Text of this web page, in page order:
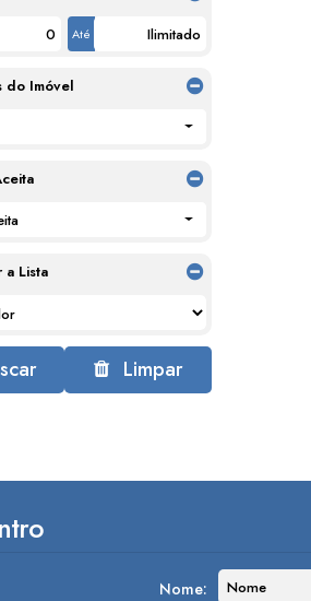
Até
do Imóvel
a Lista
Limpar
Nome: